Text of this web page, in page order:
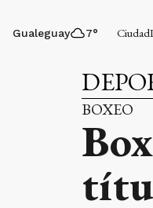
Gualeguay 7° Ciudad
BOXEO